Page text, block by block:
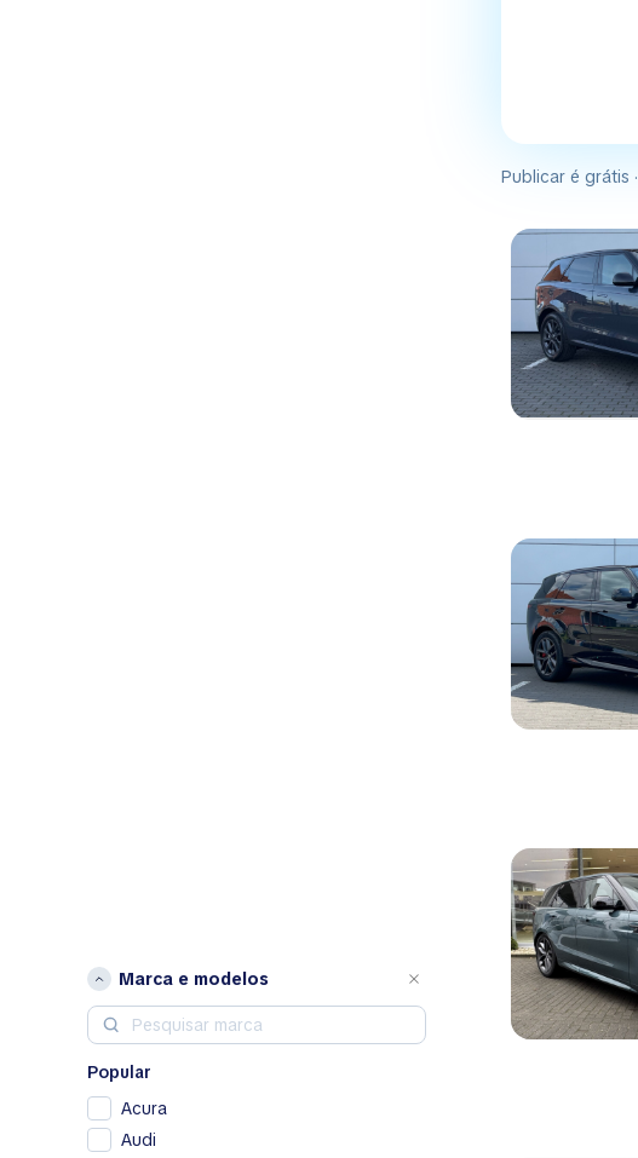
Marca e modelos
Popular
Acura
Audi
Publicar é grátis ·